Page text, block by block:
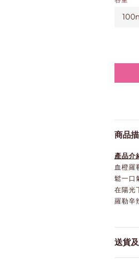
商品
產品介
血橙羅
鬆一口
在陽光
羅勒辛
送貨